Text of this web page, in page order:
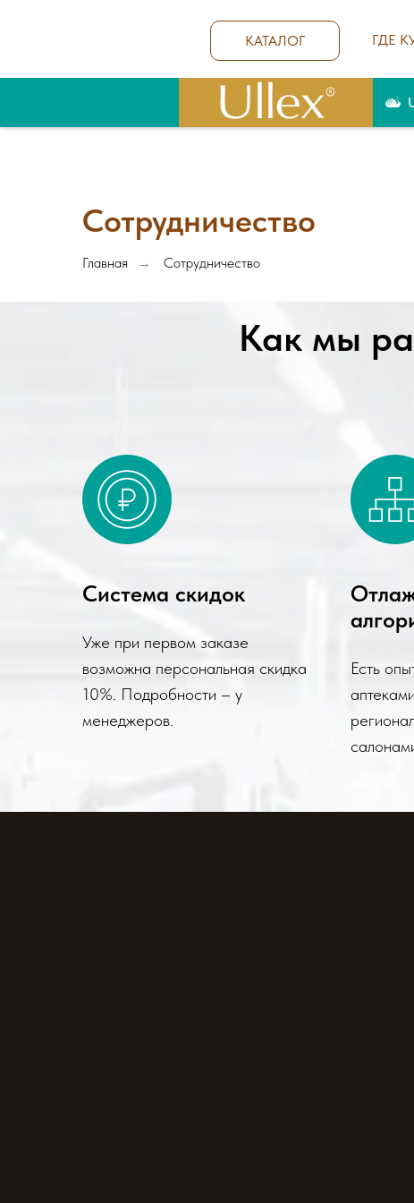
КАТАЛОГ ГДЕ
Сотрудничество
Главная → Сотрудничество
Как мы
Система скидок
Уже при первом заказе
возможна персональная скидка
10%. Подробности – у
менеджеров.
Есть